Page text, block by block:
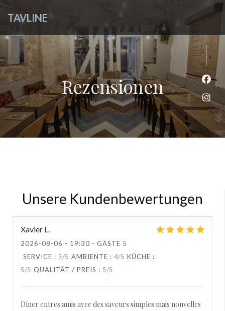
TAVLINE
Rezensionen
Unsere Kundenbewertungen
Xavier L
2026-08-06 - 19:30 - GÄSTE 5
SERVICE : 5/5 AMBIENTE : 4/5 KÜCHE :
5/5 QUALITÄT / PREIS : 5/5
Dîner entres amis avec des saveurs simples mais nouvelles